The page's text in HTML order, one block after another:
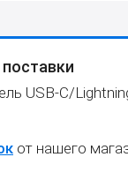
USB-C/
от нашего